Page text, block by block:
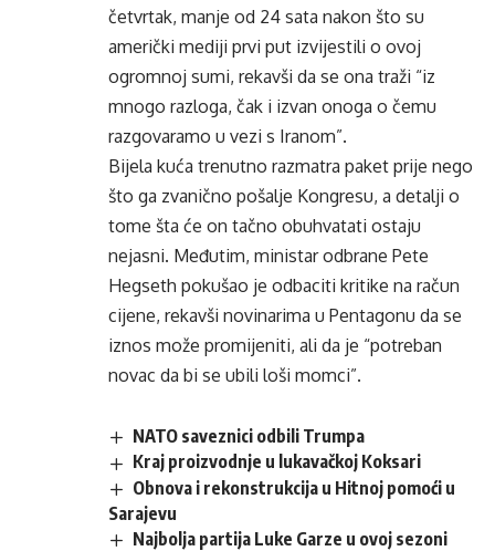
četvrtak, manje od 24 sata nakon što su
američki mediji prvi put izvijestili o ovoj
ogromnoj sumi, rekavši da se ona traži “iz
mnogo razloga, čak i izvan onoga o čemu
razgovaramo u vezi s Iranom”.
Bijela kuća trenutno razmatra paket prije nego
što ga zvanično pošalje Kongresu, a detalji o
tome šta će on tačno obuhvatati ostaju
nejasni. Međutim, ministar odbrane Pete
Hegseth pokušao je odbaciti kritike na račun
cijene, rekavši novinarima u Pentagonu da se
iznos može promijeniti, ali da je “potreban
novac da bi se ubili loši momci”.
NATO saveznici odbili Trumpa
Kraj proizvodnje u lukavačkoj Koksari
Obnova i rekonstrukcija u Hitnoj pomoći u
Sarajevu
Najbolja partija Luke Garze u ovoj sezoni